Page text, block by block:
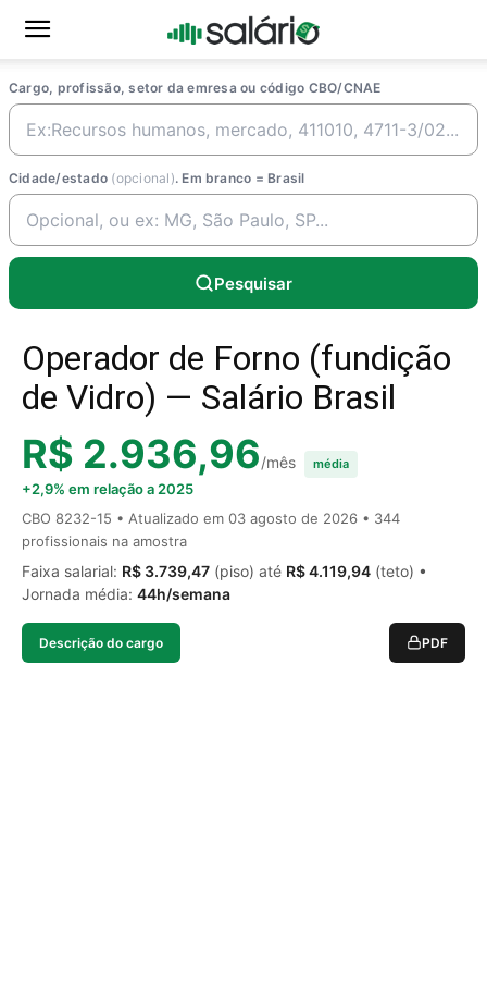
Cargo, profissão, setor da emresa ou código CBO/CNAE
Cidade/estado (opcional). Em branco = Brasil
Pesquisar
Operador de Forno (fundição
de Vidro) — Salário Brasil
R$ 2.936,96/mês média
+2,9% em relação a 2025
CBO 8232-15 • Atualizado em 03 agosto de 2026 • 344
profissionais na amostra
Faixa salarial: R$ 3.739,47 (piso) até R$ 4.119,94 (teto) •
Jornada média: 44h/semana
Descrição do cargo PDF